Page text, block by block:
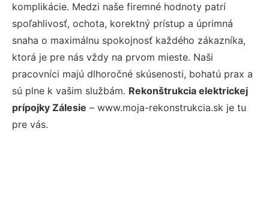
komplikácie. Medzi naše firemné hodnoty patrí
spoľahlivosť, ochota, korektný prístup a úprimná
snaha o maximálnu spokojnosť každého zákazníka,
ktorá je pre nás vždy na prvom mieste. Naši
pracovníci majú dlhoročné skúsenosti, bohatú prax a
sú plne k vašim službám. Rekonštrukcia elektrickej
prípojky Zálesie – www.moja-rekonstrukcia.sk je tu
pre vás.